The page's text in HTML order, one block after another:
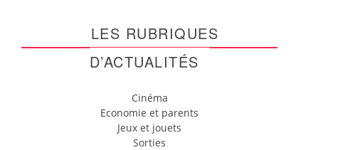
LES RUBRIQUES
D’ACTUALITÉS
Cinéma
Economie et parents
Jeux et jouets
Sorties